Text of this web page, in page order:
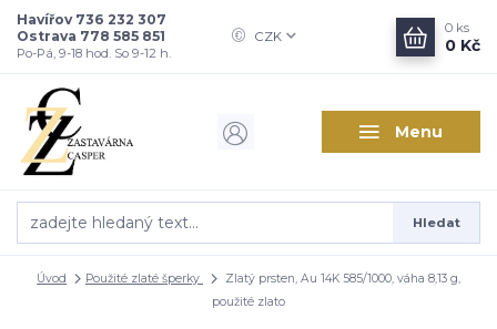
Menu
CZK
Hledat
Havířov 736 232 307
Ostrava 778 585 851
Po-Pá, 9-18 hod. So 9-12 h.
0 ks
0 Kč
Úvod Použité zlaté šperky
Zlatý prsten, Au 14K 585/1000, váha 8,13 g,
použité zlato